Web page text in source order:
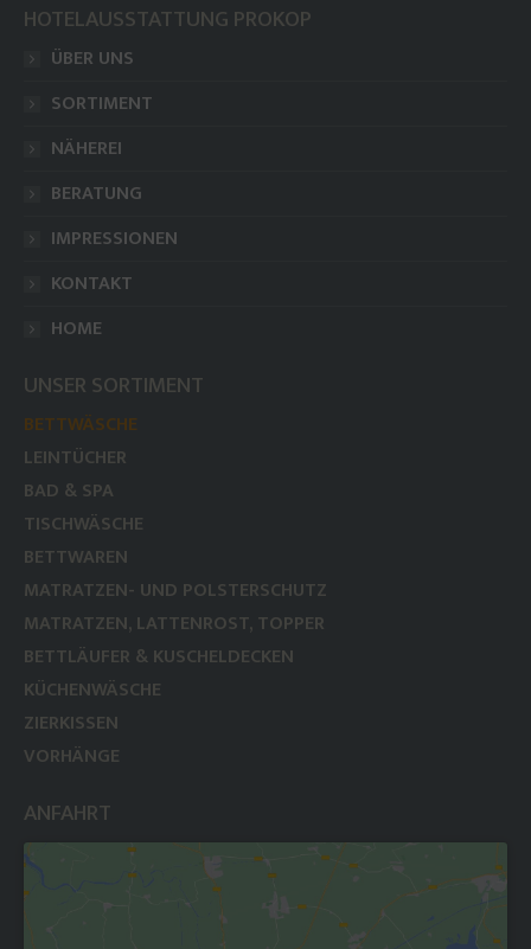
opens
in
new
opens
in
new
HOTELAUSSTATTUNG PROKOP
ÜBER UNS
SORTIMENT
NÄHEREI
BERATUNG
IMPRESSIONEN
KONTAKT
HOME
UNSER SORTIMENT
BETTWÄSCHE
LEINTÜCHER
BAD & SPA
TISCHWÄSCHE
BETTWAREN
MATRATZEN- UND POLSTERSCHUTZ
MATRATZEN, LATTENROST, TOPPER
BETTLÄUFER & KUSCHELDECKEN
KÜCHENWÄSCHE
ZIERKISSEN
VORHÄNGE
ANFAHRT